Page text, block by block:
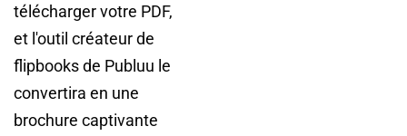
télécharger votre PDF,
et l'outil créateur de
flipbooks de Publuu le
convertira en une
brochure captivante